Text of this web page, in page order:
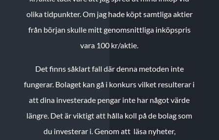
olika tidpunkter. Om jag hade köpt samtliga aktier
från början skulle mitt genomsnittliga inköpspris
vara 100 kr/aktie.
Det finns såklart fall där denna metoden inte
fungerar. Bolaget kan gå i konkurs vilket resulterar i
att dina investerade pengar inte har något värde
längre. Det är viktigt att hålla koll på de bolag som
du investerar i. Genom att läsa nyheter,